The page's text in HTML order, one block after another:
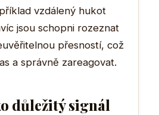
vzdálený hukot
jsou schopni rozeznat
přesností, což
a správně zareagovat.
důležitý signál